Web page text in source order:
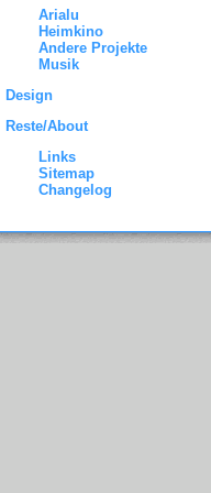
Arialu
Heimkino
Andere Projekte
Musik
Design
Reste/About
Links
Sitemap
Changelog